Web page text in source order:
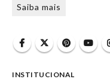
Saiba mais
INSTITUCIONAL